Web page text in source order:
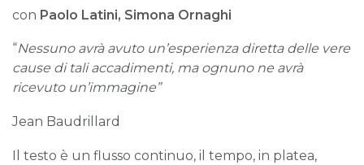
con Paolo Latini, Simona Ornaghi
“Nessuno avrà avuto un’esperienza diretta delle vere
cause di tali accadimenti, ma ognuno ne avrà
ricevuto un’immagine”
Jean Baudrillard
Il testo è un flusso continuo, il tempo, in platea,